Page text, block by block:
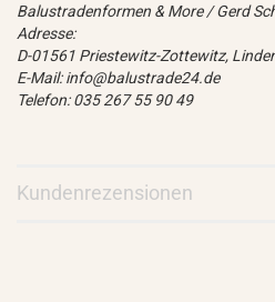
Balustradenformen & More / Gerd
Adresse:
D-01561 Priestewitz-Zottewitz,
E-Mail: info@balustrade24.de
Telefon: 035 267 55 90 49
Kundenrezensionen